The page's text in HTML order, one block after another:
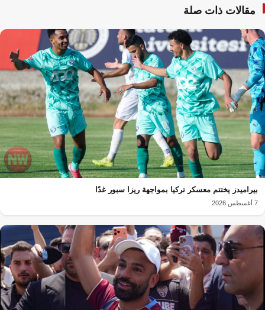
مقالات ذات صلة
بيراميدز يختتم معسكر تركيا بمواجهة ريزا سبور غدًا
7 أغسطس 2026